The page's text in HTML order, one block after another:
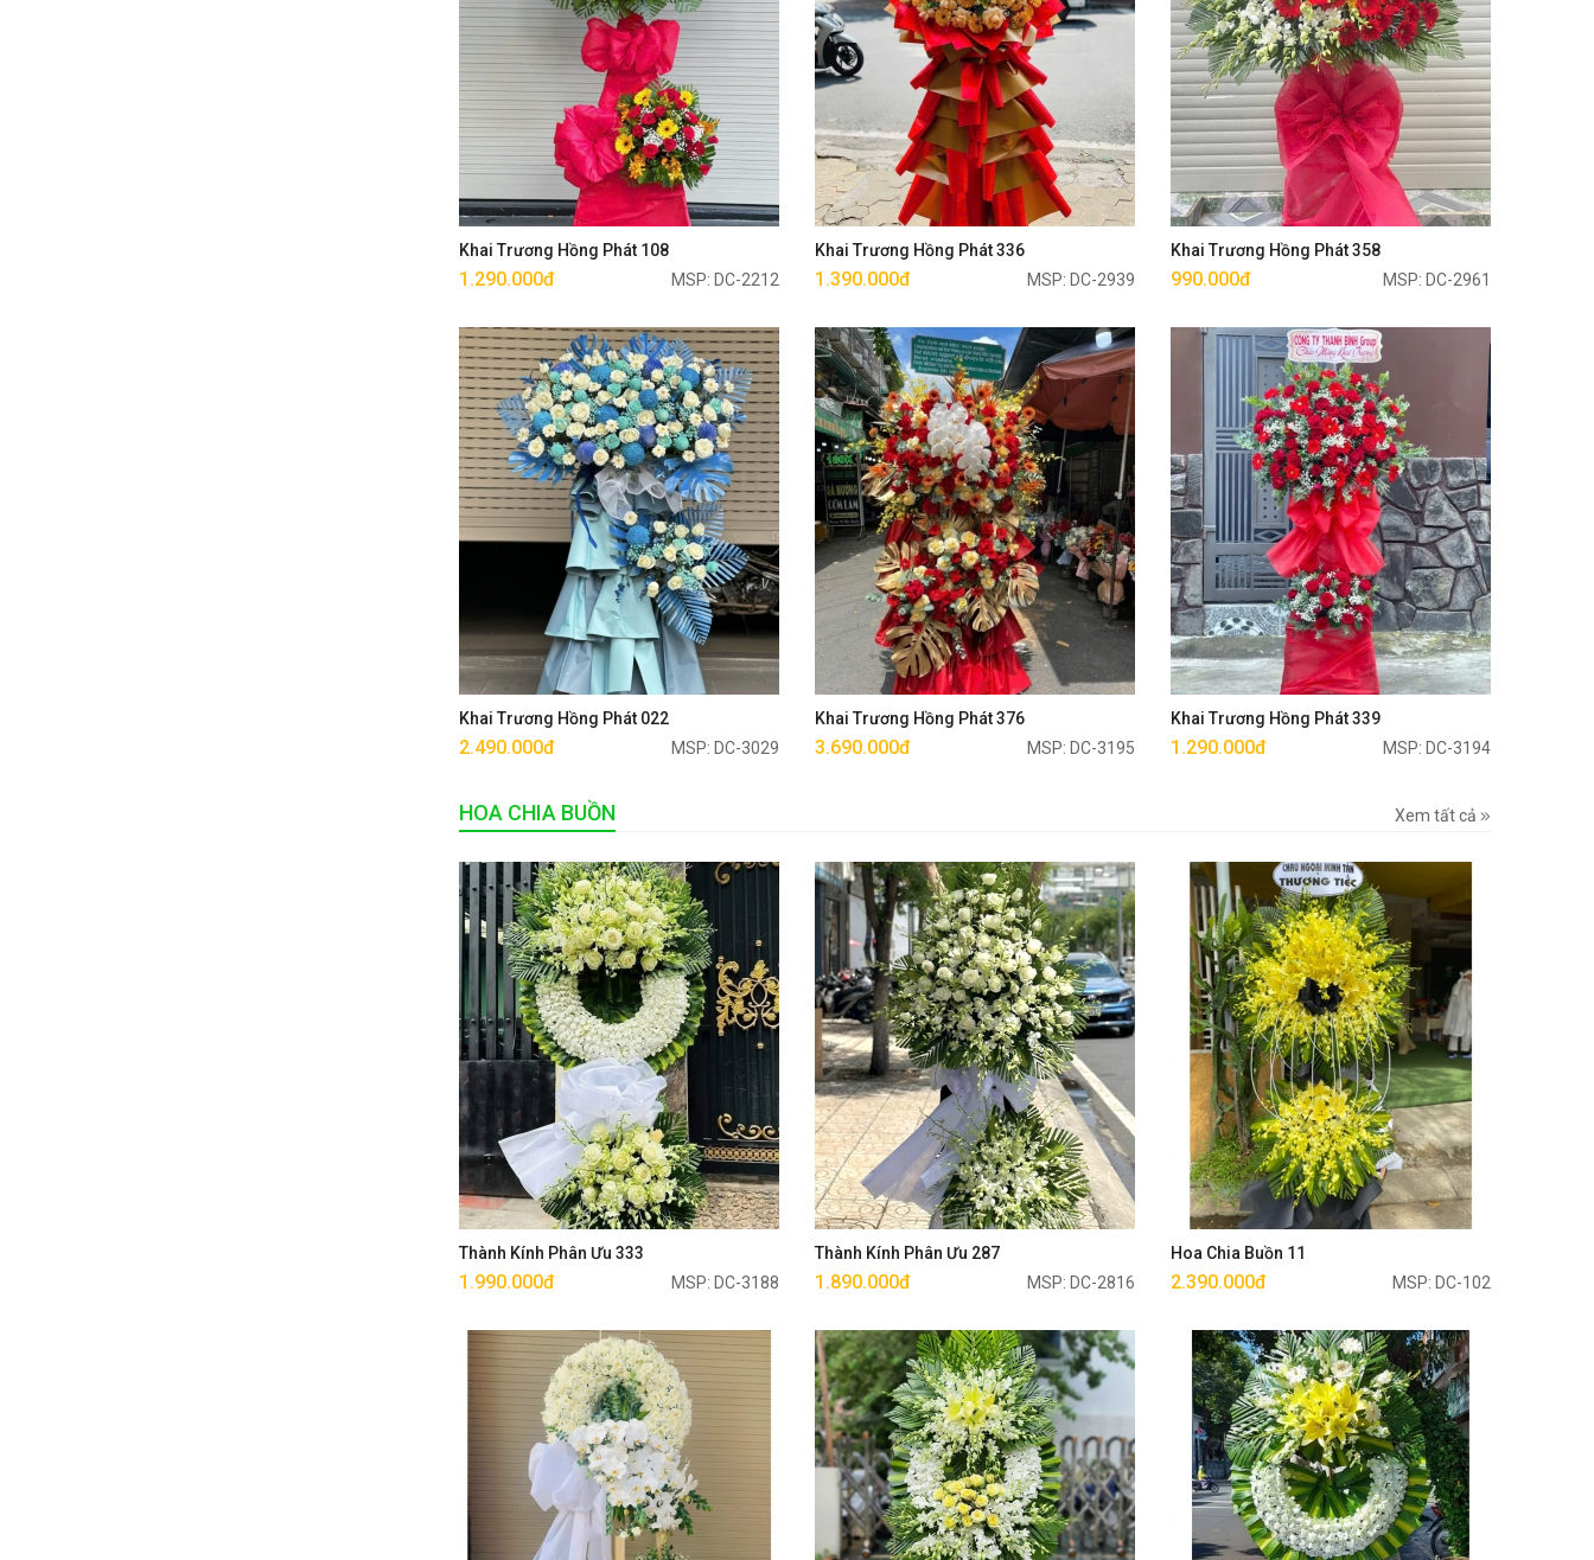
Khai Trương Hồng Phát 108
1.290.000đ MSP: DC-2212
Mua ngay
Khai Trương Hồng Phát 336
1.390.000đ MSP: DC-2939
Mua ngay
Khai Trương Hồng Phát 358
990.000đ MSP: DC-2961
Mua ngay
Khai Trương Hồng Phát 022
2.490.000đ MSP: DC-3029
Mua ngay
Khai Trương Hồng Phát 376
3.690.000đ MSP: DC-3195
Mua ngay
Khai Trương Hồng Phát 339
1.290.000đ MSP: DC-3194
Mua ngay
HOA CHIA BUỒN Xem tất cả
Thành Kính Phân Ưu 333
1.990.000đ MSP: DC-3188
Mua ngay
Thành Kính Phân Ưu 287
1.890.000đ MSP: DC-2816
Mua ngay
Hoa Chia Buồn 11
2.390.000đ MSP: DC-102
Mua ngay